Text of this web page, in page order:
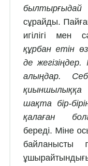
сұрайды.
игілігі мен
құрбан етін
де
алыңдар.
қиыншылыққа
шақта бір-
қалаған
береді. Міне
байланысты